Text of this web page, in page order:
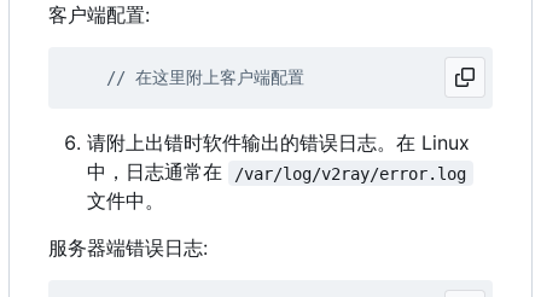
客户端配置:
请附上出错时软件输出的错误日志。在 Linux
中，日志通常在
/var/log/v2ray/error.log
文件中。
服务器端错误日志: